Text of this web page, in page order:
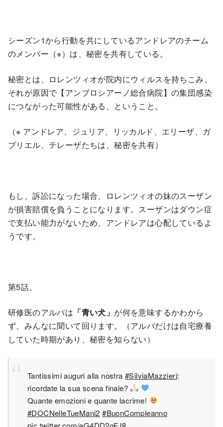
シーズン1から行動を共にしているアンドレアのチーム
のメンバー（※）は、秘密を共有している。
秘密とは、ロレンツィオが院内にウィルスを持ちこみ、
それが原因で【アンブロシアーノ総合病院】の集団感染
につながった可能性がある、ということ。
（※ アンドレア、ジュリア、リッカルド、エリーザ、ガ
ブリエル、テレーザたちは、秘密を共有）
もし、訴訟になった場合、ロレンツィオの妹のスーザン
が損害賠償を負うことになります。スーザンはダウン症
で支払い能力がないため、アンドレアは心配しているよ
うです。
第5話。
研修医のアルバは 「青い犬」 が何を意味するかわから
ず、みんなに聞いて回ります。（アルバだけは自宅療養
していた時期があり、秘密を知らない）
Tantissimi auguri alla nostra #SilviaMazzieri:
ricordate la sua scena finale?
Quante emozioni e quante lacrime!
#DOCNelleTueMani2 #BuonCompleanno